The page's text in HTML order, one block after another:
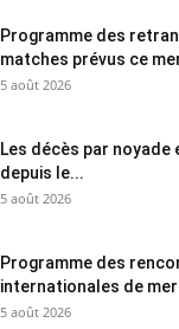
Programme des
matches prévus ce
5 août 2026
Les décès par noyade
depuis le...
5 août 2026
Programme des
internationales de
5 août 2026